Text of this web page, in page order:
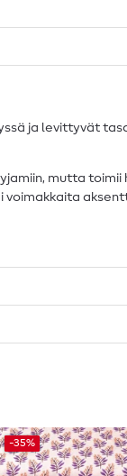
ja levittyvät
mutta toimii
voimakkaita
-35%